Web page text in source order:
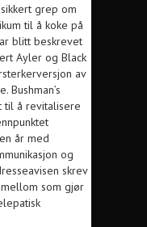
grep om
til å koke på
blitt beskrevet
Ayler og Black
av
Bushman’s
til å revitalisere
år med
og
skrev
som gjør